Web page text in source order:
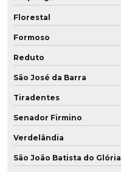
Florestal
Formoso
Reduto
São José da Barra
Tiradentes
Senador Firmino
Verdelândia
São João Batista do Glória